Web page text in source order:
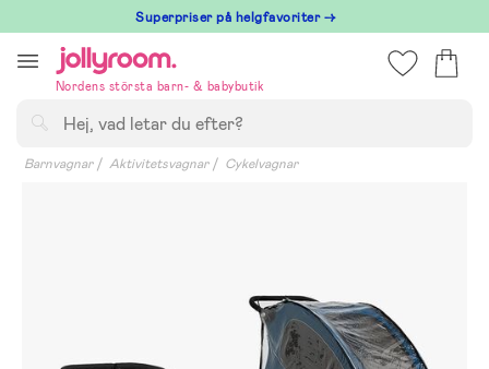
till
innehållet
Superpriser på helgfavoriter →
Nordens största barn- & babybutik
Barnvagnar Aktivitetsvagnar Cykelvagnar